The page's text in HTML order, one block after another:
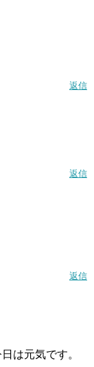
返信
返信
返信
は元気です。